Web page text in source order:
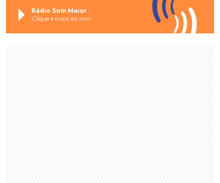
Rádio Som Maior
Clique e ouça ao vivo